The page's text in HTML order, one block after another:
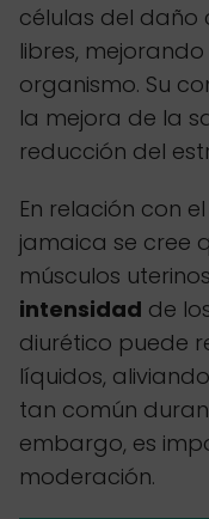
células del daño
libres,
organismo. Su
la mejora de la
reducción del
En relación con
jamaica se cree
músculos
intensidad de
diurético puede
líquidos,
tan común
embargo, es
moderación.